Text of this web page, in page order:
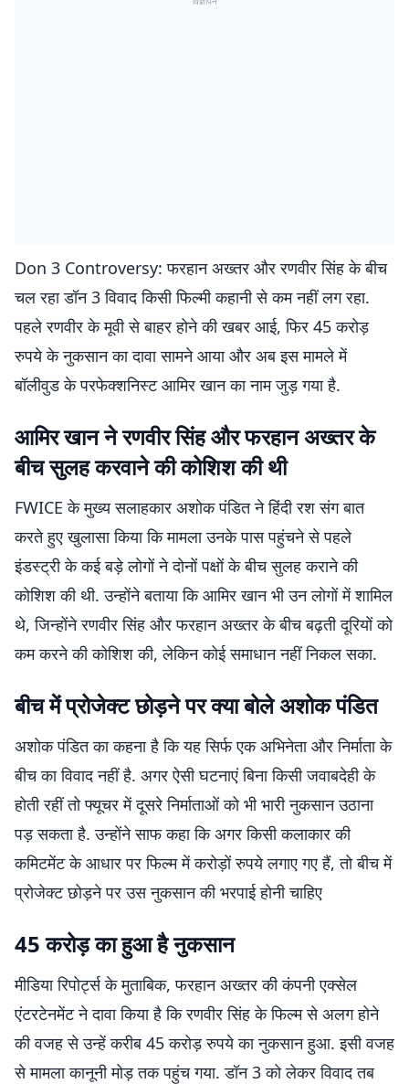
Don 3 Controversy: फरहान अख्तर और रणवीर सिंह के बीच
चल रहा डॉन 3 विवाद किसी फिल्मी कहानी से कम नहीं लग रहा.
पहले रणवीर के मूवी से बाहर होने की खबर आई, फिर 45 करोड़
रुपये के नुकसान का दावा सामने आया और अब इस मामले में
बॉलीवुड के परफेक्शनिस्ट आमिर खान का नाम जुड़ गया है.
आमिर खान ने रणवीर सिंह और फरहान अख्तर के
बीच सुलह करवाने की कोशिश की थी
FWICE के मुख्य सलाहकार अशोक पंडित ने हिंदी रश संग बात
करते हुए खुलासा किया कि मामला उनके पास पहुंचने से पहले
इंडस्ट्री के कई बड़े लोगों ने दोनों पक्षों के बीच सुलह कराने की
कोशिश की थी. उन्होंने बताया कि आमिर खान भी उन लोगों में शामिल
थे, जिन्होंने रणवीर सिंह और फरहान अख्तर के बीच बढ़ती दूरियों को
कम करने की कोशिश की, लेकिन कोई समाधान नहीं निकल सका.
बीच में प्रोजेक्ट छोड़ने पर क्या बोले अशोक पंडित
अशोक पंडित का कहना है कि यह सिर्फ एक अभिनेता और निर्माता के
बीच का विवाद नहीं है. अगर ऐसी घटनाएं बिना किसी जवाबदेही के
होती रहीं तो फ्यूचर में दूसरे निर्माताओं को भी भारी नुकसान उठाना
पड़ सकता है. उन्होंने साफ कहा कि अगर किसी कलाकार की
कमिटमेंट के आधार पर फिल्म में करोड़ों रुपये लगाए गए हैं, तो बीच में
प्रोजेक्ट छोड़ने पर उस नुकसान की भरपाई होनी चाहिए
45 करोड़ का हुआ है नुकसान
मीडिया रिपोर्ट्स के मुताबिक, फरहान अख्तर की कंपनी एक्सेल
एंटरटेनमेंट ने दावा किया है कि रणवीर सिंह के फिल्म से अलग होने
की वजह से उन्हें करीब 45 करोड़ रुपये का नुकसान हुआ. इसी वजह
से मामला कानूनी मोड़ तक पहुंच गया. डॉन 3 को लेकर विवाद तब